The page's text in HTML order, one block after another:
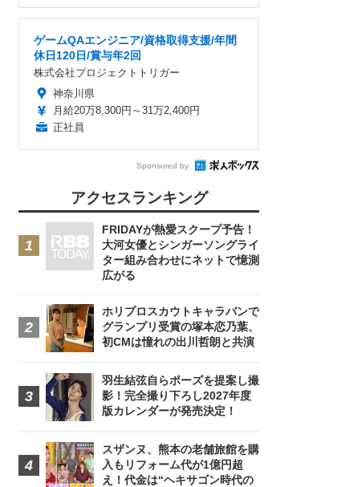
ゲームQAエンジニア/資格取得支援/年間
休日120日/賞与年2回
株式会社プロジェクトトリガー
神奈川県
月給20万8,300円～31万2,400円
正社員
Sponsored by
アクセスランキング
FRIDAYが熱愛スクープ予告！
大河女優とシンガーソングライ
ター組み合わせにネットで憶測
広がる
ホリプロスカウトキャラバンで
グランプリ受賞の塚本恋乃葉、
初CMは憧れの出川哲朗と共演
羽生結弦自らポーズを提案し撮
影！完全撮り下ろし2027年度
版カレンダーが発売決定！
スザンヌ、熊本の老舗旅館を購
入もリフォーム代が1億円超
え！代金は“ヘキサゴン時代の